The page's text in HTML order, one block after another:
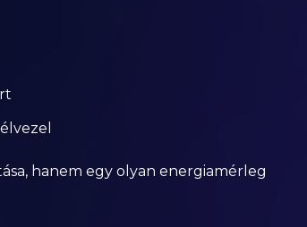
hanem egy olyan energiamérleg